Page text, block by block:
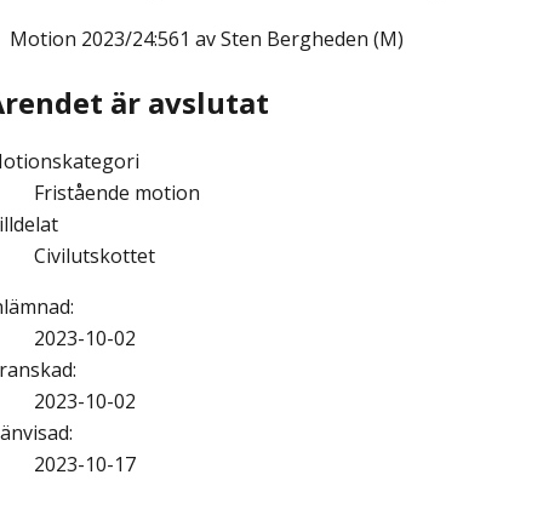
Motion 2023/24:561 av Sten Bergheden (M)
är avslutat
Fristående motion
Civilutskottet
:
2023-10-02
:
2023-10-02
:
2023-10-17